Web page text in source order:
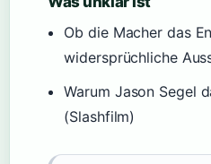
Ob die Macher das
widersprüchliche
Warum Jason Segel
(Slashfilm)